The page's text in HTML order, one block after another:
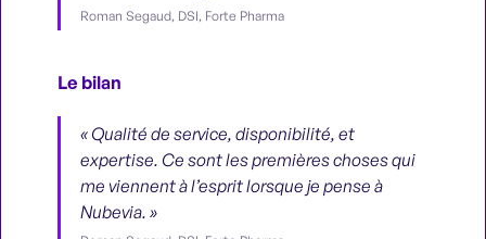
Roman Segaud, DSI, Forte Pharma
Le bilan
« Qualité de service, disponibilité, et
expertise. Ce sont les premières choses qui
me viennent à l’esprit lorsque je pense à
Nubevia. »